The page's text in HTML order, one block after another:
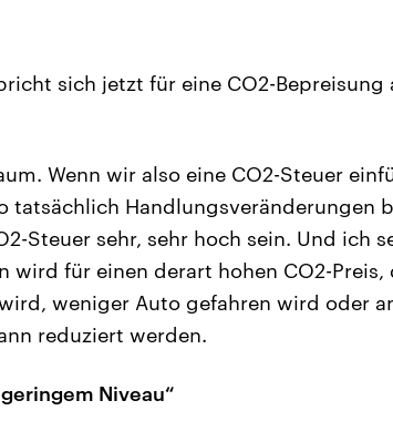
sich jetzt für eine CO2-Bepreisung
Wenn wir also eine CO2-Steuer
tatsächlich Handlungsveränderungen
Steuer sehr, sehr hoch sein. Und ich
wird für einen derart hohen CO2-Preis,
weniger Auto gefahren wird oder
reduziert werden.
Niveau“